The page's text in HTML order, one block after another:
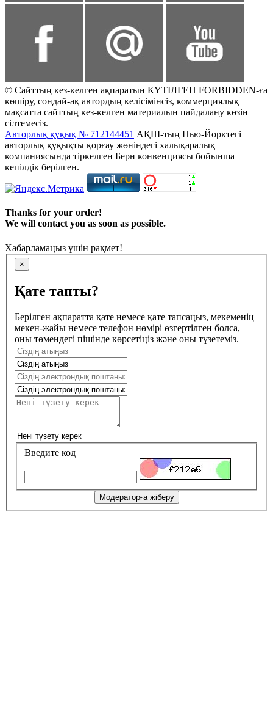
© Сайттың кез-келген ақпаратын КҮТІЛГЕН FORBIDDEN-ға
көшіру, сондай-ақ автордың келісімінсіз, коммерциялық
мақсатта сайттың кез-келген материалын пайдалану көзін
сілтемесіз.
Авторлық құқық № 712144451 АҚШ-тың Нью-Йорктегі
авторлық құқықты қорғау жөніндегі халықаралық
компаниясында тіркелген Берн конвенциясы бойынша
кепілдік берілген.
Thanks for your order!
We will contact you as soon as possible.
Хабарламаңыз үшін рақмет!
×
Қате тапты?
Берілген ақпаратта қате немесе қате тапсаңыз, мекеменің
мекен-жайы немесе телефон нөмірі өзгертілген болса,
оны төмендегі пішінде көрсетіңіз және оны түзетеміз.
Введите код
Модераторға жіберу